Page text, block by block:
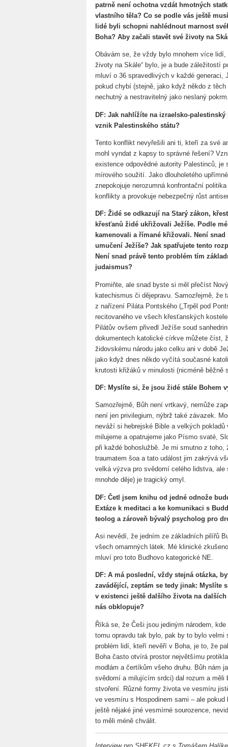
patrně není ochotna vzdát hmotných
vlastního těla? Co se podle vás ještě
lidé byli schopni nahlédnout marnost
Boha? Aby začali stavět své životy na
Obávám se, že vždy bylo mnohem více
životy na Skále“ bylo, je a bude záležitostí
mluví o 36 spravedlivých v každé
pokud chybí (stejně, jako když někdo z
nechutný a nestravitelný jako neslaný
DF: Jak nahlížíte na izraelsko-
vznik Palestinského státu?
Tento konflikt nevyřešili ani ti, kteří za své
mohl vyndat z kapsy to správné řešení?
existence odpovědné autority Palestinců, je
mírového soužití. Jako dlouholetého
znepokojuje nerozumná konfrontační
konflikty a provokuje nebezpečný růst
DF: Židé se odkazují na Starý zákon,
křesťanů židé ukřižovali Ježíše. Podle
kamenovali a římané křižovali. Není
umučení Ježíše? Jak spatřujete tento
Není snad právě tento problém tím
judaismus?
Promiňte, ale snad byste si měl přečíst
katechismus či dějepravu. Samozřejmě,
z nařízení Piláta Pontského („Trpěl pod
recitovaného ve všech křesťanských
Pilátův ovšem přivedl Ježíše soud
dokumentech katolické církve můžete číst,
židovskému národu jako celku ani v době
jako když dnes někdo vyčítá současné
krutosti křižáků v minulosti (nicméně běžně
DF: Myslíte si, že jsou židé stále Bohem
Samozřejmě, Bůh není vrtkavý, nemůže
není jen privilegium, nýbrž také závazek.
neváží si hebrejské Bible a velkých
milujeme a opatrujeme jako Písmo svaté,
při každé bohoslužbě. Je mi smutno z
traumatem šoa a tato událost jim zakrývá
velká výzva pro svědomí celého lidstva,
mnohde děje) je tragický omyl.
DF: Četl jsem knihu od jedné odnože
Extáze k meditaci a ke komunikaci s
teolog a zároveň bývalý psycholog pro
Asi nevědí, že jedním ze základních pilířů
všech omamných látek. Mé klinické
mluví pro toto Budhovo kategorické NE.
DF: A má poslední, vždy stejná otázka,
zavádějící, zeptám se tedy jinak: Myslíte
v existenci ještě dalšího života na
nás obklopuje?
Říká se, že Češi jsou jediným národem,
tomu opravdu tak bylo, pak by to bylo
problém lidí, kteří nevěří v Boha, je to, že
Boha často otvírá prostor největšímu
modlám a čertíkům všeho druhu. Bůh nám
svědomí a milujícím srdci) dal rozum a
stvoření. Různé formy života ve vesmíru
ve vesmíru s Hospodinem sami – ale
ještě nějaké jiné vesmírné sourozence,
to měli méně chválit.